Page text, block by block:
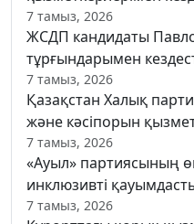
7 тамыз, 2026
ЖСДП кандидаты
тұрғындарымен
7 тамыз, 2026
Қазақстан Халық
және кәсіпорын
7 тамыз, 2026
«Ауыл» партиясының
инклюзивті
7 тамыз, 2026